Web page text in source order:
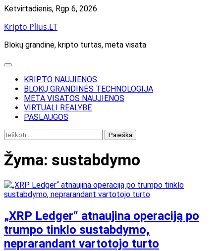
Skip
content
Ketvirtadienis, Rgp 6, 2026
Kripto Plius.LT
Blokų grandinė, kripto turtas, meta visata
KRIPTO NAUJIENOS
BLOKŲ GRANDINĖS TECHNOLOGIJA
META VISATOS NAUJIENOS
VIRTUALI REALYBĖ
PASLAUGOS
Ieškoti:
Žyma: sustabdymo
„XRP Ledger“ atnaujina operaciją po
trumpo tinklo sustabdymo,
neprarandant vartotojo turto